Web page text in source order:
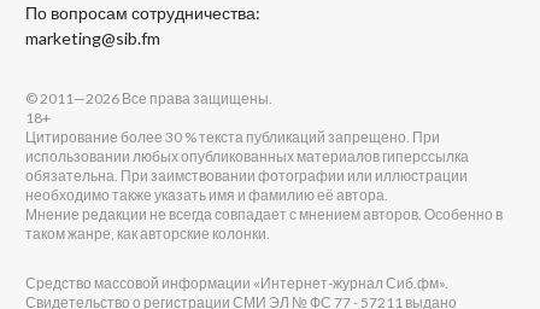
По вопросам сотрудничества:
marketing@sib.fm
© 2011—2026 Все права защищены.
18+
Цитирование более 30 % текста публикаций запрещено. При
использовании любых опубликованных материалов гиперссылка
обязательна. При заимствовании фотографии или иллюстрации
необходимо также указать имя и фамилию её автора.
Мнение редакции не всегда совпадает с мнением авторов. Особенно в
таком жанре, как авторские колонки.
Средство массовой информации «Интернет-журнал Сиб.фм».
Свидетельство о регистрации СМИ ЭЛ № ФС 77 - 57211 выдано